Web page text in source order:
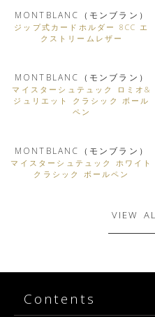
MONTBLANC（モンブラン）
ジップ式カードホルダー 8CC エ
クストリームレザー
MONTBLANC（モンブラン）
マイスターシュテュック ロミオ&
ジュリエット クラシック ボール
ペン
MONTBLANC（モンブラン）
マイスターシュテュック ホワイト
クラシック ボールペン
VIEW
Contents